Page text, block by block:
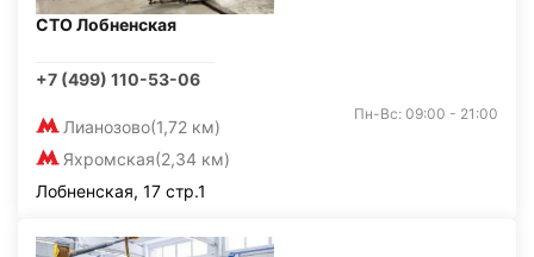
СТО Лобненская
+7 (499) 110-53-06
Лианозово(1,72 км)
Яхромская(2,34 км)
Пн-Вс: 09:00 - 21:00
Лобненская, 17 стр.1